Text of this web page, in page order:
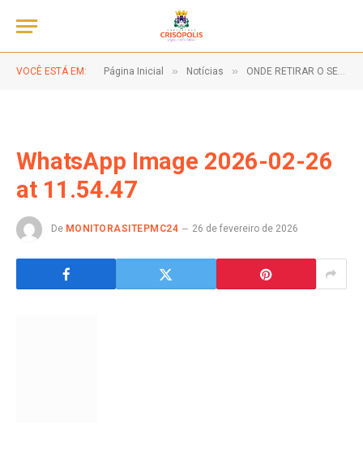
VOCÊ ESTÁ EM: Página Inicial » Notícias » ONDE RETIRAR O SEU GÁS?
WhatsApp Image 2026-02-26
at 11.54.47
De MONITORASITEPMC24 26 de fevereiro de 2026